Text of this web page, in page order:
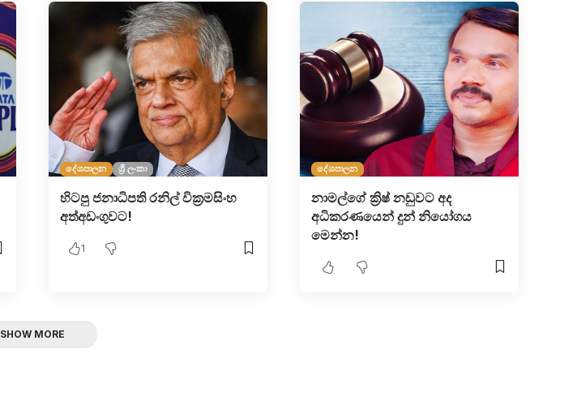
දේශපාලන ශ්‍රී ලංකා
හිටපු ජනාධිපති රනිල් වික්‍රමසිංහ
අත්අඩංගුවට!
1
දේශපාලන
නාමල්ගේ ක්‍රිෂ් නඩුවට අද
අධිකරණයෙන් දුන් නියෝගය
මෙන්න!
SHOW MORE